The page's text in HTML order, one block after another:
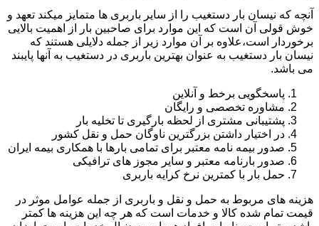
آنچه که نیسان بار دستغیب را از سایر باربری ها متمایز میکند تعهد و
خوش قولی آن است که این موارد برای صاحبین بار از اهمیت بالایی
برخوردار است،علاوه بر آن موارد زیر از جمله دلایلی هستند که
نیسان بار دستغیب به عنوان بهترین باربری در دستغیب به آنها پایبند
می باشد.
پاسخگویی برخط و آنلاین
مشاوره تخصصی و رایگان
پشتیبانی مشتری از لحظه بارگیری تا تخلیه بار
در اختیار داشتن بزرگترین ناوگان حمل و نقل کشور
صدور بیمه نامه معتبر برای تمامی بارها با همکاری بیمه ایران
صدور بارنامه معتبر و سایر مجوز های ترافیکی
حمل بار با کمترین نرخ کرایه باربری
هزینه های مربوط به حمل و نقل و باربری از جمله عوامل موثر در
قیمت تمام شده کالا و خدمات است که هر چه این هزینه ها کمتر